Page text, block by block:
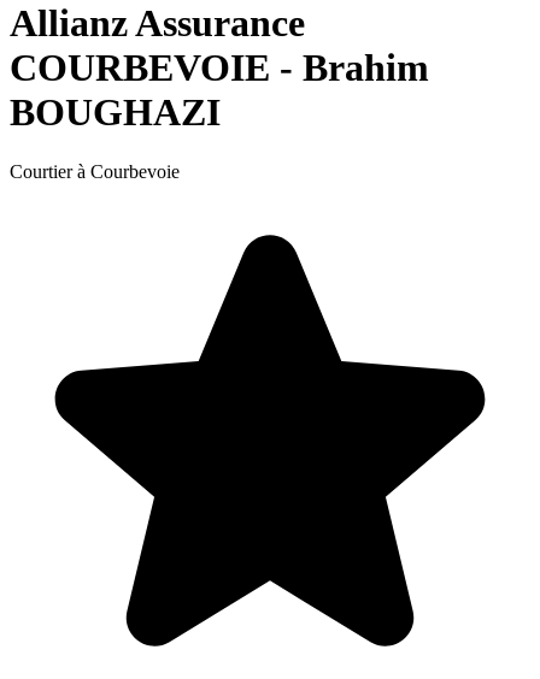
Allianz Assurance
COURBEVOIE - Brahim
BOUGHAZI
Courtier à Courbevoie